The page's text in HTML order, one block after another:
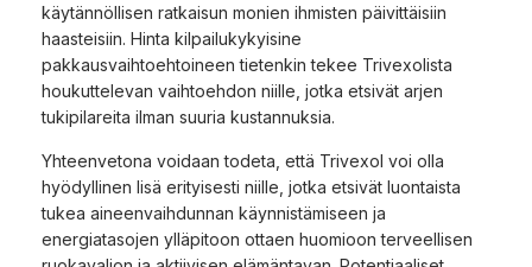
käytännöllisen ratkaisun monien ihmisten päivittäisiin
haasteisiin. Hinta kilpailukykyisine
pakkausvaihtoehtoineen tietenkin tekee Trivexolista
houkuttelevan vaihtoehdon niille, jotka etsivät arjen
tukipilareita ilman suuria kustannuksia.
Yhteenvetona voidaan todeta, että Trivexol voi olla
hyödyllinen lisä erityisesti niille, jotka etsivät luontaista
tukea aineenvaihdunnan käynnistämiseen ja
energiatasojen ylläpitoon ottaen huomioon terveellisen